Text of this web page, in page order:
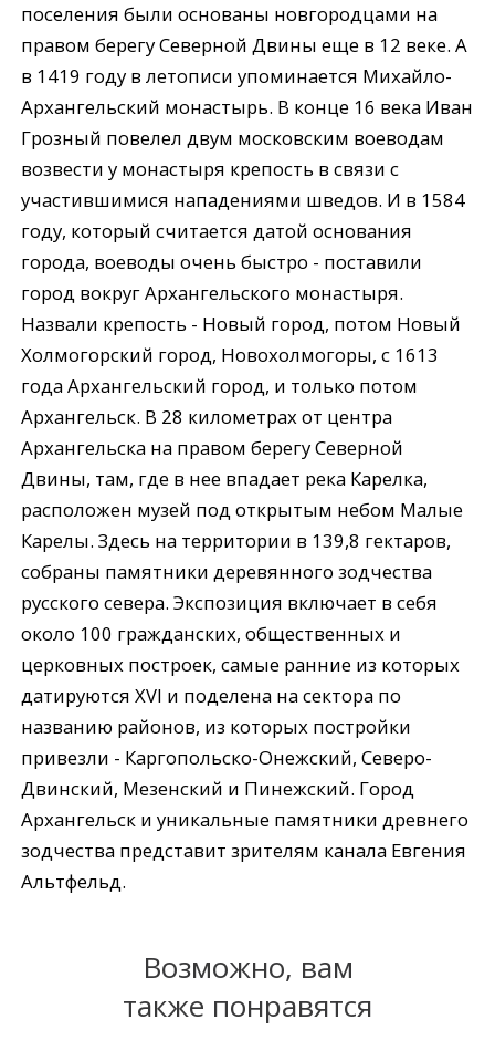
поселения были основаны новгородцами на
правом берегу Северной Двины еще в 12 веке. А
в 1419 году в летописи упоминается Михайло-
Архангельский монастырь. В конце 16 века Иван
Грозный повелел двум московским воеводам
возвести у монастыря крепость в связи с
участившимися нападениями шведов. И в 1584
году, который считается датой основания
города, воеводы очень быстро - поставили
город вокруг Архангельского монастыря.
Назвали крепость - Новый город, потом Новый
Холмогорский город, Новохолмогоры, с 1613
года Архангельский город, и только потом
Архангельск. В 28 километрах от центра
Архангельска на правом берегу Северной
Двины, там, где в нее впадает река Карелка,
расположен музей под открытым небом Малые
Карелы. Здесь на территории в 139,8 гектаров,
собраны памятники деревянного зодчества
русского севера. Экспозиция включает в себя
около 100 гражданских, общественных и
церковных построек, самые ранние из которых
датируются XVI и поделена на сектора по
названию районов, из которых постройки
привезли - Каргопольско-Онежский, Северо-
Двинский, Мезенский и Пинежский. Город
Архангельск и уникальные памятники древнего
зодчества представит зрителям канала Евгения
Альтфельд.
Возможно, вам
также понравятся